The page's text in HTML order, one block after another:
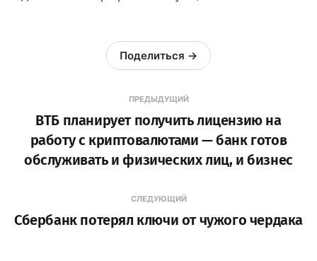
ПРЕДЫДУЩИЙ
ВТБ планирует получить лицензию на
работу с криптовалютами — банк готов
обслуживать и физических лиц, и бизнес
Поделиться →
СЛЕДУЮЩИЙ
Сбербанк потерял ключи от чужого чердака